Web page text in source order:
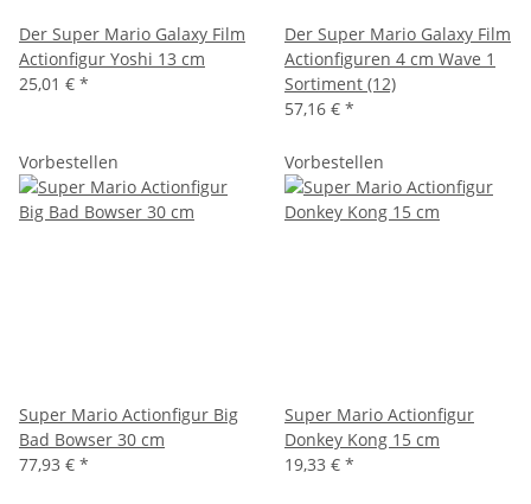
Der Super Mario Galaxy Film
Actionfigur Yoshi 13 cm
25,01 € *
Der Super Mario Galaxy Film
Actionfiguren 4 cm Wave 1
Sortiment (12)
57,16 € *
Vorbestellen
Super Mario Actionfigur Big
Bad Bowser 30 cm
77,93 € *
Vorbestellen
Super Mario Actionfigur
Donkey Kong 15 cm
19,33 € *